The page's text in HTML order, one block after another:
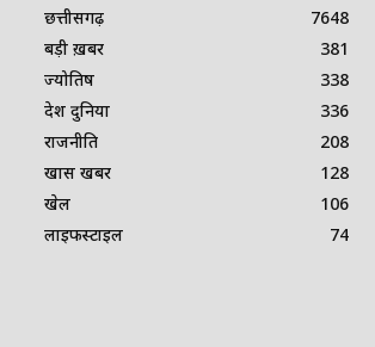
छत्तीसगढ़
7648
बड़ी ख़बर
381
ज्योतिष
338
देश दुनिया
336
राजनीति
208
खास खबर
128
खेल
106
लाइफस्टाइल
74